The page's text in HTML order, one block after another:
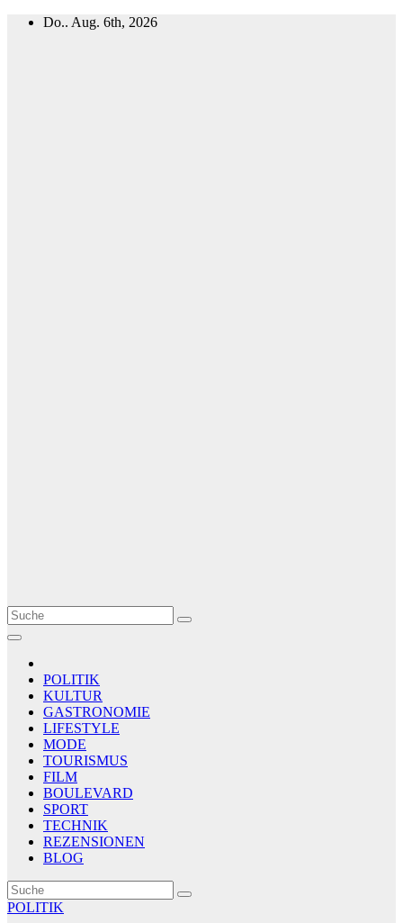
Zum
Do.. Aug. 6th, 2026
Le Matin
AGENCE DE PRESSE
POLITIK
KULTUR
GASTRONOMIE
LIFESTYLE
MODE
TOURISMUS
FILM
BOULEVARD
SPORT
TECHNIK
REZENSIONEN
BLOG
POLITIK